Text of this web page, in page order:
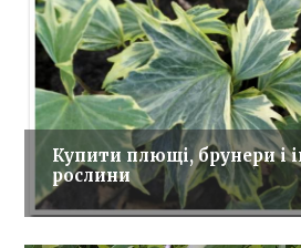
Купити плющі, брунери і
рослини